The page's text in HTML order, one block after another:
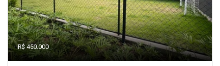
R$ 450.000